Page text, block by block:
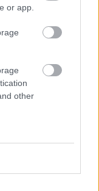
or app.
other
legjobb filmjeivel
Verzió